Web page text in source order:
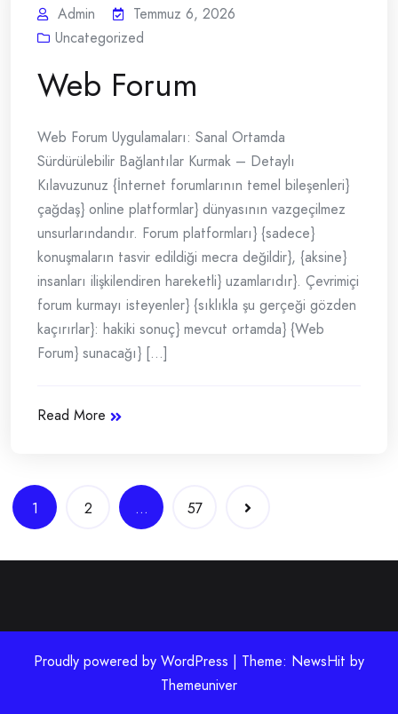
Admin
Temmuz 6, 2026
Uncategorized
Web Forum
Web Forum Uygulamaları: Sanal Ortamda
Sürdürülebilir Bağlantılar Kurmak – Detaylı
Kılavuzunuz {İnternet forumlarının temel bileşenleri}
çağdaş} online platformlar} dünyasının vazgeçilmez
unsurlarındandır. Forum platformları} {sadece}
konuşmaların tasvir edildiği mecra değildir}, {aksine}
insanları ilişkilendiren hareketli} uzamlarıdır}. Çevrimiçi
forum kurmayı isteyenler} {sıklıkla şu gerçeği gözden
kaçırırlar}: hakiki sonuç} mevcut ortamda} {Web
Forum} sunacağı} [...]
Read More
Yazı
gezinmesi
1 2 … 57
Proudly powered by WordPress | Theme: NewsHit by
Themeuniver